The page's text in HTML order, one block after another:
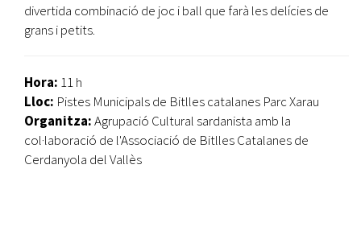
divertida combinació de joc i ball que farà les delícies de
grans i petits.
Hora: 11 h
Lloc: Pistes Municipals de Bitlles catalanes Parc Xarau
Organitza:Agrupació Cultural sardanista amb la
col·laboració de l'Associació de Bitlles Catalanes de
Cerdanyola del Vallès